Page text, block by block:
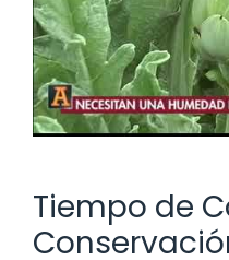
Tiempo de